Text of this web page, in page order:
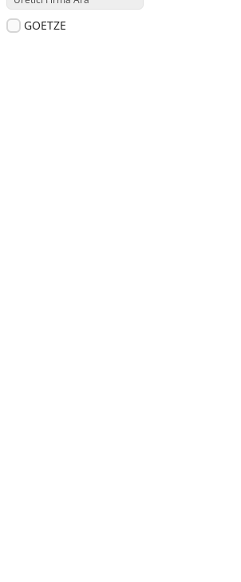
GOETZE